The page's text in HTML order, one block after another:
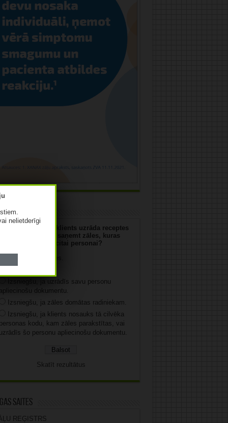
jūs rīkosities, ja klients uzrāda receptes
numuru un vēlas saņemt zāles, kuras
parakstītas citai personai?
Izsniegšu, ja uzrādīs savu personu
dokumentu.
Izsniegšu, ja zāles domātas radiniekam.
Izsniegšu, ja klients nosauks tā cilvēka
kodu, kam zāles parakstītas, vai
šo personu apliecinošu dokumentu.
Skatīt rezultātus
saites
REĢISTRS
nelietderīgi